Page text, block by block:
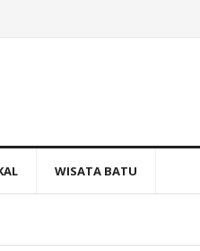
WISATA BATU